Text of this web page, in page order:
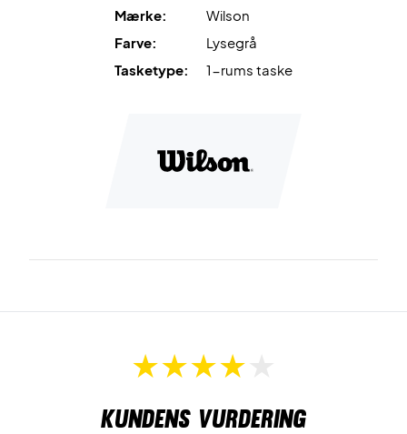
Mærke:
Wilson
Farve:
Lysegrå
Tasketype:
1-rums taske
Kundens vurdering